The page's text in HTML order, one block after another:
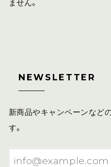
ません。
NEWSLETTER
新商品やキャンペーンなど
す。